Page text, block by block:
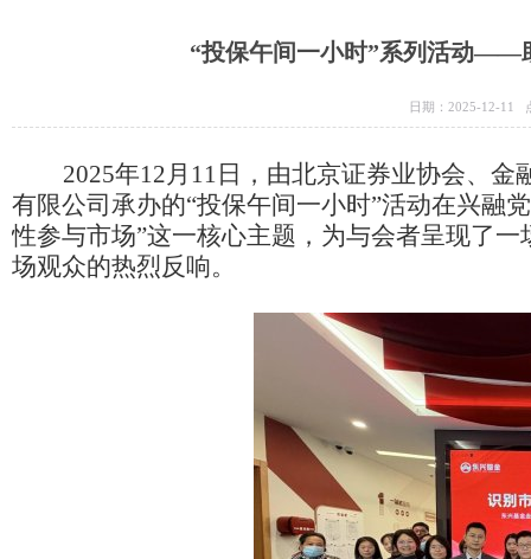
“投保午间一小时”系列活动——
日期：2025-12-11
2025年12月11日，由北京证券业协会、
有限公司承办的“投保午间一小时”活动在兴融
性参与市场”这一核心主题，为与会者呈现了
场观众的热烈反响。